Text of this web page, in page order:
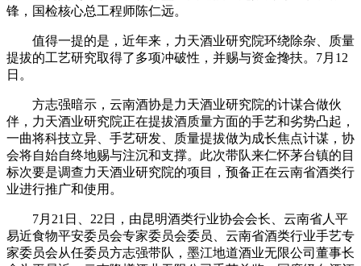
锋，国检核心总工程师陈仁远。
值得一提的是，近年来，力天酒业研究院环绕除杂、质量
提拔的工艺研究取得了多项冲破性，并赐与资金搀扶。7月12
日。
方志强暗示，云南酒协是力天酒业研究院的计谋合做伙
伴，力天酒业研究院正在提拔酒质量方面的手艺和劣势凸起，
一曲将科技立异、手艺研发、质量提拔做为成长焦点计谋，协
会将自始自终地赐与注沉和支撑。此次带队来仁怀茅台镇的目
标次要是调查力天酒业研究院的项目，预备正在云南省酒类行
业进行推广和使用。
7月21日、22日，由昆明酒类行业协会会长、云南省人平
易近食物平安委员会专家委员会委员、云南省酒类行业手艺专
家委员会从任委员方志强带队，墨江地道酒业无限公司董事长